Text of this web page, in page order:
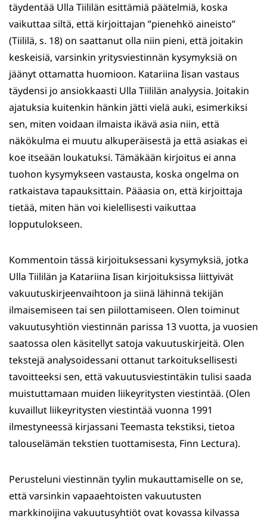
täydentää Ulla Tiililän esittämiä päätelmiä, koska
vaikuttaa siltä, että kirjoittajan ”pienehkö aineisto”
(Tiililä, s. 18) on saattanut olla niin pieni, että joitakin
keskeisiä, varsinkin yritysviestinnän kysymyksiä on
jäänyt ottamatta huomioon. Katariina Iisan vastaus
täydensi jo ansiokkaasti Ulla Tiililän analyysia. Joitakin
ajatuksia kuitenkin hänkin jätti vielä auki, esimerkiksi
sen, miten voidaan ilmaista ikävä asia niin, että
näkökulma ei muutu alkuperäisestä ja että asiakas ei
koe itseään loukatuksi. Tämäkään kirjoitus ei anna
tuohon kysymykseen vastausta, koska ongelma on
ratkaistava tapauksittain. Pääasia on, että kirjoittaja
tietää, miten hän voi kielellisesti vaikuttaa
lopputulokseen.
Kommentoin tässä kirjoituksessani kysymyksiä, jotka
Ulla Tiililän ja Katariina Iisan kirjoituksissa liittyivät
vakuutuskirjeenvaihtoon ja siinä lähinnä tekijän
ilmaisemiseen tai sen piilottamiseen. Olen toiminut
vakuutusyhtiön viestinnän parissa 13 vuotta, ja vuosien
saatossa olen käsitellyt satoja vakuutuskirjeitä. Olen
tekstejä analysoidessani ottanut tarkoituksellisesti
tavoitteeksi sen, että vakuutusviestintäkin tulisi saada
muistuttamaan muiden liikeyritysten viestintää. (Olen
kuvaillut liikeyritysten viestintää vuonna 1991
ilmestyneessä kirjassani Teemasta tekstiksi, tietoa
talouselämän tekstien tuottamisesta, Finn Lectura).
Perusteluni viestinnän tyylin mukauttamiselle on se,
että varsinkin vapaaehtoisten vakuutusten
markkinoijina vakuutusyhtiöt ovat kovassa kilvassa